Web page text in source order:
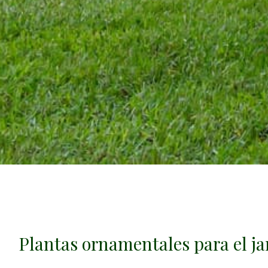
Plantas ornamentales para el